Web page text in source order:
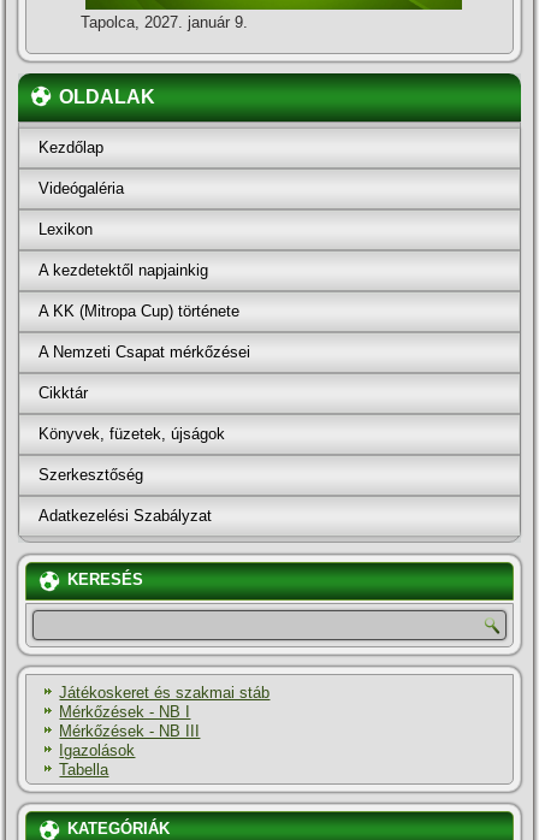
Tapolca, 2027. január 9.
OLDALAK
Kezdőlap
Videógaléria
Lexikon
A kezdetektől napjainkig
A KK (Mitropa Cup) története
A Nemzeti Csapat mérkőzései
Cikktár
Könyvek, füzetek, újságok
Szerkesztőség
Adatkezelési Szabályzat
KERESÉS
Játékoskeret és szakmai stáb
Mérkőzések - NB I
Mérkőzések - NB III
Igazolások
Tabella
KATEGÓRIÁK